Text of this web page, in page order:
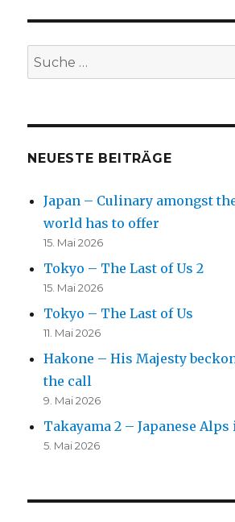
Suche
nach:
NEUESTE BEITRÄGE
Japan – Culinary amongst
world has to offer
15. Mai 2026
Tokyo – The Last of Us 2
15. Mai 2026
Tokyo – The Last of Us
11. Mai 2026
Hakone – His Majesty
the call
9. Mai 2026
Takayama 2 – Japanese
5. Mai 2026